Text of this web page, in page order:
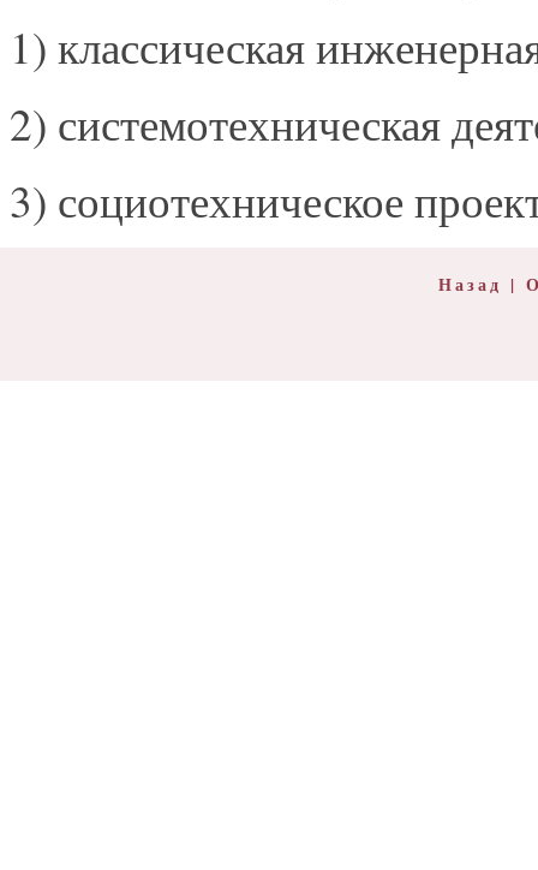
1) классическая
2) системотехническая
3) социотехническое
Назад |